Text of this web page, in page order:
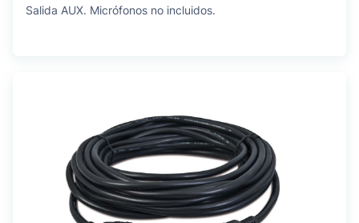
Salida AUX. Micrófonos no incluidos.